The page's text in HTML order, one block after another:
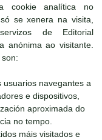
cookie analítica no
se xenera na visita,
de Editorial
anónima ao visitante.
usuarios navegantes a
e dispositivos,
aproximada do
no tempo.
máis visitados e